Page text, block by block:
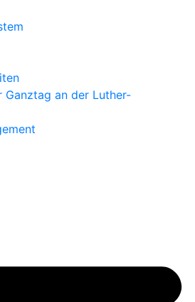
Ganztag an der Luther-